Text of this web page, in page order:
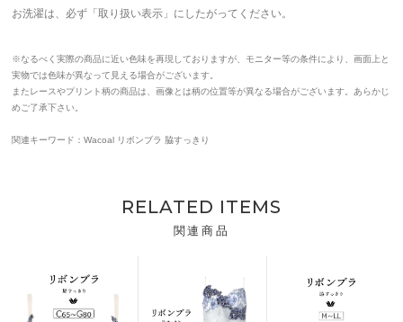
お洗濯は、必ず「取り扱い表示」にしたがってください。
※なるべく実際の商品に近い色味を再現しておりますが、モニター等の条件により、画面上と
実物では色味が異なって見える場合がございます。
またレースやプリント柄の商品は、画像とは柄の位置等が異なる場合がございます。あらかじ
めご了承下さい。
関連キーワード：Wacoal リボンブラ 脇すっきり
RELATED ITEMS
関連商品